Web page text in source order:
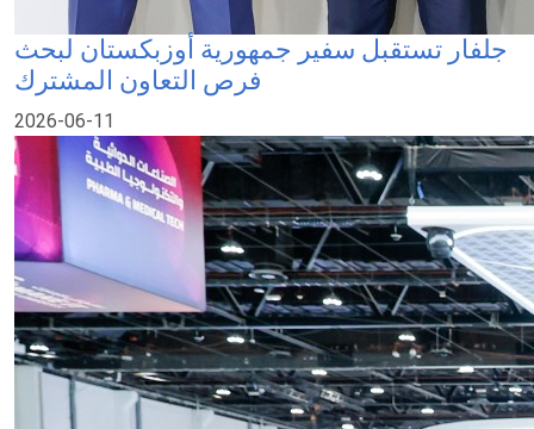
جلفار تستقبل سفير جمهورية أوزبكستان لبحث
فرص التعاون المشترك
2026-06-11